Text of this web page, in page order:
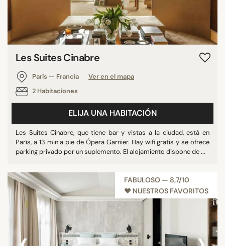
Les Suites Cinabre
París — Francia
Ver en el mapa
2 Habitaciones
ELIJA UNA HABITACIÓN
Les Suites Cinabre, que tiene bar y vistas a la ciudad, está en
París, a 13 min a pie de Ópera Garnier. Hay wifi gratis y se ofrece
parking privado por un suplemento. El alojamiento dispone de ...
FABULOSO — 8,7/10
♥︎ NUESTROS FAVORITOS